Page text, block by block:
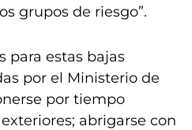
grupos de riesgo”.
para estas bajas
por el Ministerio de
por tiempo
abrigarse con